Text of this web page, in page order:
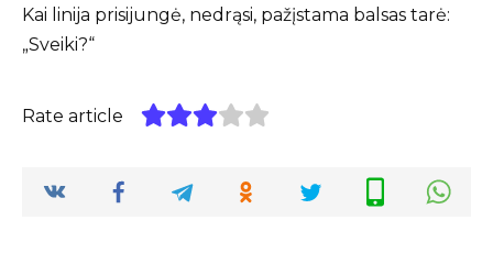
Kai linija prisijungė, nedrąsi, pažįstama balsas tarė:
„Sveiki?“
Rate article